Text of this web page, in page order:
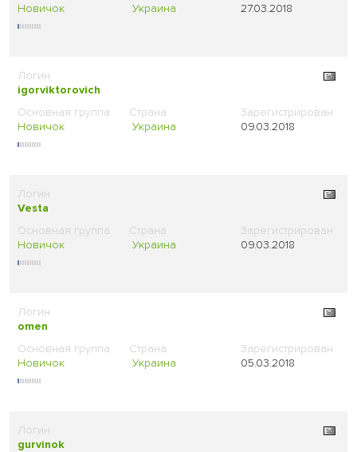
Новичок Украина 27.03.2018
igorviktorovich
Новичок Украина 09.03.2018
Vesta
Новичок Украина 09.03.2018
omen
Новичок Украина 05.03.2018
gurvinok